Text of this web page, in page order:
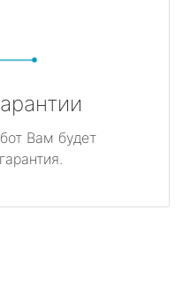
Вам будет